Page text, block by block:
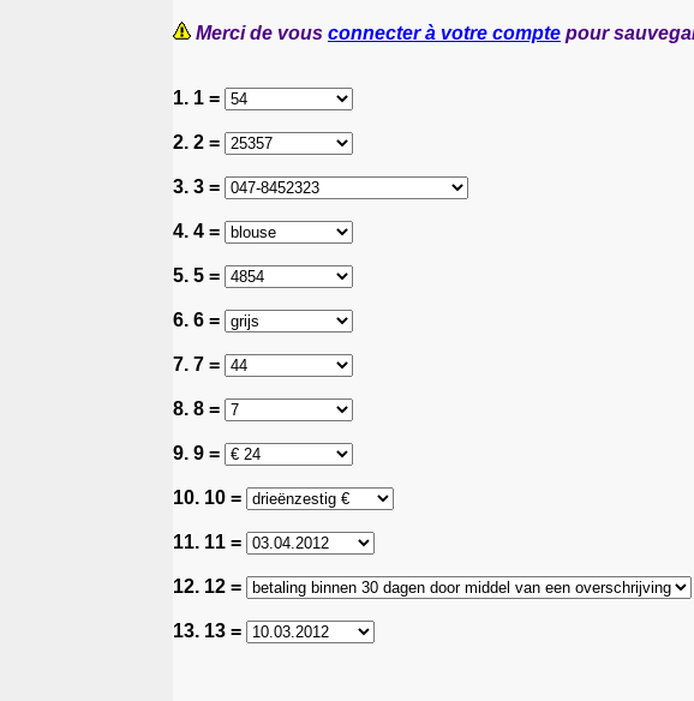
Merci de vous connecter à votre compte pour
1. 1 =
2. 2 =
3. 3 =
4. 4 =
5. 5 =
6. 6 =
7. 7 =
8. 8 =
9. 9 =
10. 10 =
11. 11 =
12. 12 =
13. 13 =